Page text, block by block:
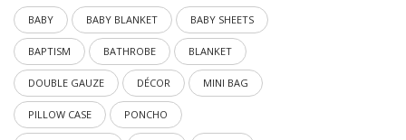
BABY BABY BLANKET BABY SHEETS
BAPTISM BATHROBE BLANKET
DOUBLE GAUZE DÉCOR MINI BAG
PILLOW CASE PONCHO